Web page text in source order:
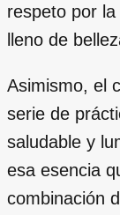
respeto por
lleno de
Asimismo, el
serie de
saludable y
esa esencia
combinación